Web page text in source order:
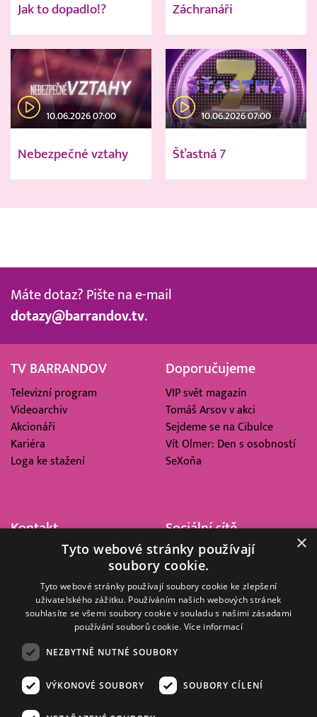
Jak to dopadlo!? Záchranáři
10.06.2026 07:00
Nebezpečné vztahy
10.06.2026 07:00
Šťastná 7
Máte dotaz? Pište na e-mail
dotazy@barrandov.tv.
TV BARRANDOV
Televizní program
Videoarchiv
Akcionáři
Kariéra
Loga ke stažení
Doporučujeme
VIP svět magazín
Tomáš Arsov v akci
Sejdeme se na Cibulce
Vít Olmer: Den s osobností
SeXoňa
Kontakt
Barrandov Televizní Studio,
Kříženeckého nám. 322
152 00 Praha 5
IČ 416 93 311
Sociální sítě
© 2008–2026 EMPRESA MEDIA, a.s. Všechna práva vyhrazena.
×
Tyto webové stránky používají
soubory cookie.
Tyto webové stránky používají soubory cookie ke zlepšení
uživatelského zážitku. Používáním našich webových stránek
souhlasíte se všemi soubory cookie v souladu s našimi zásadami
používání souborů cookie. Více informací
NEZBYTNĚ NUTNÉ SOUBORY
VÝKONOVÉ SOUBORY SOUBORY CÍLENÍ